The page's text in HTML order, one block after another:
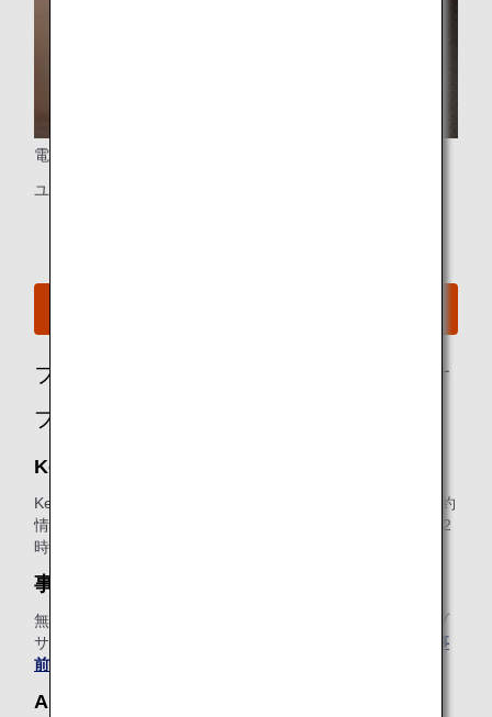
電源ポート
ユニバーサルタイプのPC電源、USBポート
ファーストクラスのお客様におススメのオ
プショナルサービス
Keep My Fare
Keep My Fareは、航空券のご購入を検討される際に、ご予約
情報や運賃情報を確保できる便利なサービスです（発券の72
時間前まで）。
事前追加手荷物
無料手荷物許容量を超える手荷物の追加料金を、ANAウェブ
サイトで事前にお支払いいただける便利なサービスです。
事
前追加手荷物について、詳しくはこちら
ANA Wi-Fi Service